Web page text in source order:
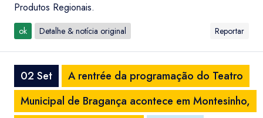
Produtos Regionais.
ok Detalhe & notícia original Reportar
02 Set
A rentrée da programação do Teatro
Municipal de Bragança acontece em Montesinho,